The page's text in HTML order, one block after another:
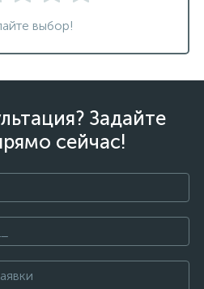
выбор!
Задайте
сейчас!